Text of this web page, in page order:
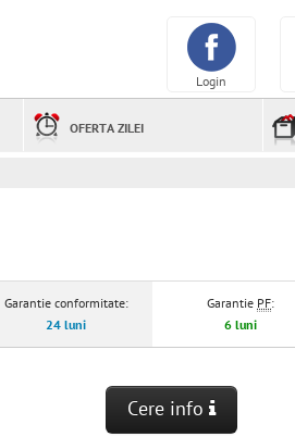
Login
OFERTA ZILEI
Garantie conformitate:
24 luni
Garantie PF:
6 luni
Cere info